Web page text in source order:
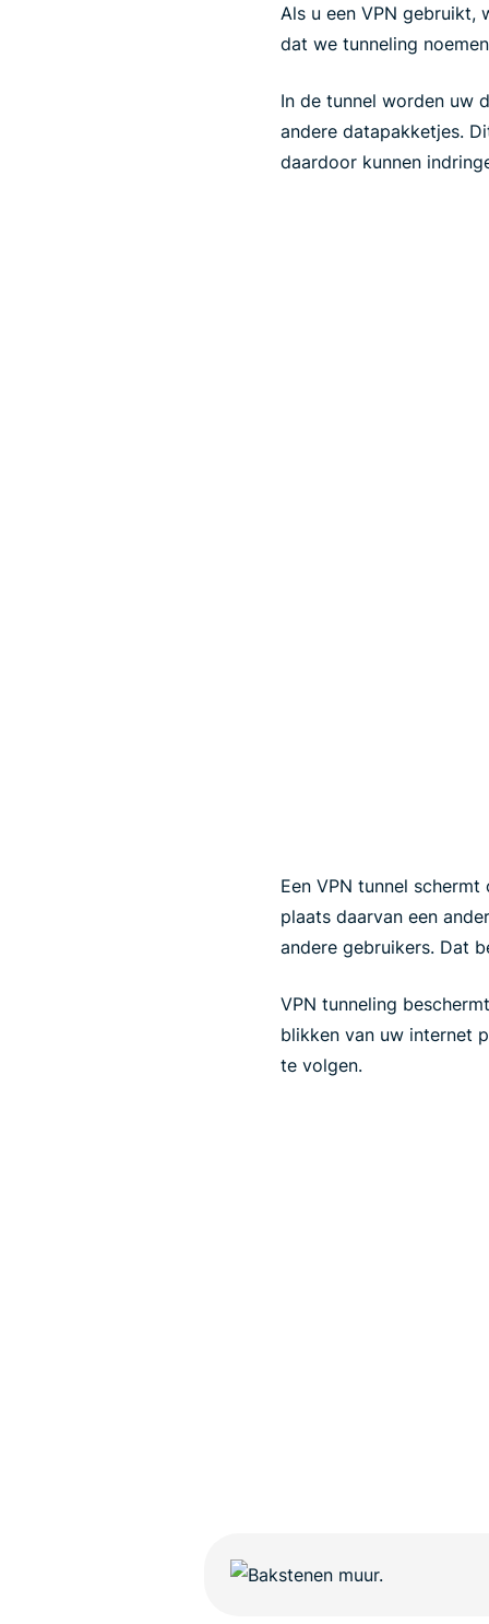
Als u een VPN gebruikt,
dat we tunneling
In de tunnel worden uw
andere datapakketjes.
daardoor kunnen
Een VPN tunnel
plaats daarvan een
andere gebruikers. Dat
VPN tunneling
blikken van uw internet
te volgen.